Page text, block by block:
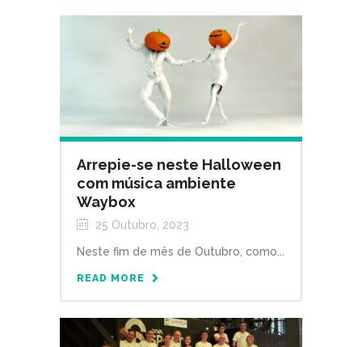
Arrepie-se neste Halloween
com música ambiente
Waybox
25 Outubro, 2023
Neste fim de mês de Outubro, como...
READ MORE